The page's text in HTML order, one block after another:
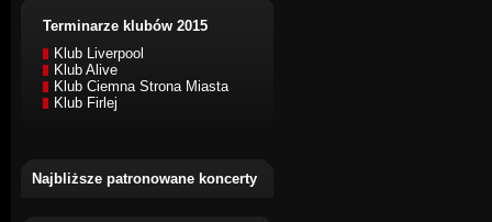
Terminarze klubów 2015
Klub Liverpool
Klub Alive
Klub Ciemna Strona Miasta
Klub Firlej
Najbliższe patronowane koncerty